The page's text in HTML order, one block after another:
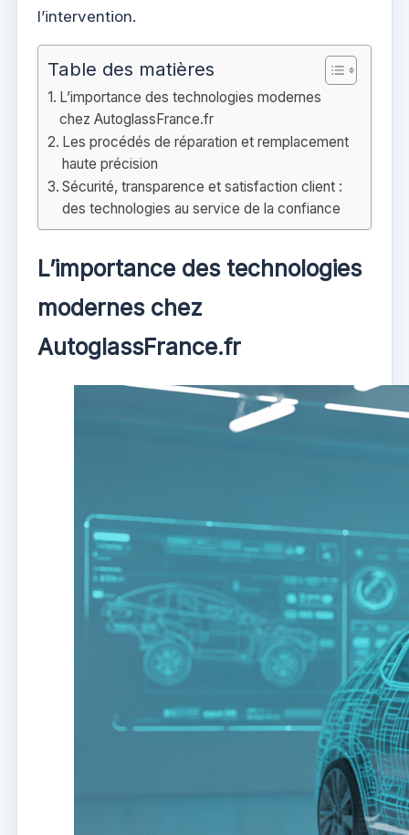
l’intervention.
Table des matières
L’importance des technologies modernes
chez AutoglassFrance.fr
Les procédés de réparation et remplacement
haute précision
Sécurité, transparence et satisfaction client :
des technologies au service de la confiance
L’importance des technologies
modernes chez
AutoglassFrance.fr